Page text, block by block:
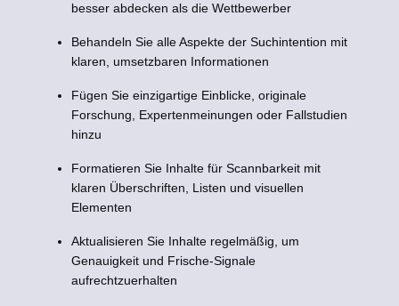
besser abdecken als die Wettbewerber
Behandeln Sie alle Aspekte der Suchintention mit
klaren, umsetzbaren Informationen
Fügen Sie einzigartige Einblicke, originale
Forschung, Expertenmeinungen oder Fallstudien
hinzu
Formatieren Sie Inhalte für Scannbarkeit mit
klaren Überschriften, Listen und visuellen
Elementen
Aktualisieren Sie Inhalte regelmäßig, um
Genauigkeit und Frische-Signale
aufrechtzuerhalten